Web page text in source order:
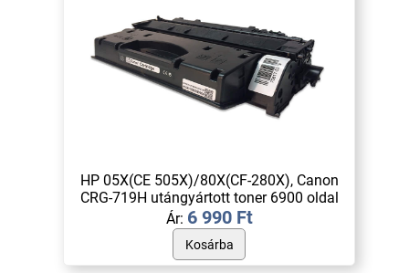
HP 05X(CE 505X)/80X(CF-280X), Canon
CRG-719H utángyártott toner 6900 oldal
Ár: 6 990 Ft